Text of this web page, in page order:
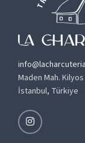
Maden Mah.
İstanbul, Türkiye